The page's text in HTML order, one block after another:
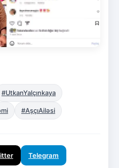
#UtkanYalçınkaya
#AşçıAiləsi
Telegram